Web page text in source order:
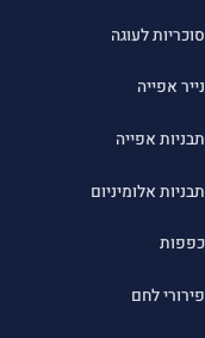
סוכריות לעוגה
נייר אפייה
תבניות אפייה
תבניות אלומיניום
כפפות
פירורי לחם